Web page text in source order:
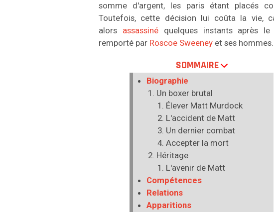
somme d'argent, les paris étant placés
Toutefois, cette décision lui coûta la vie,
alors assassinéquelques instants après le
remporté par Roscoe Sweeney et ses hommes.
SOMMAIRE
Biographie
Un boxer brutal
Élever Matt Murdock
L'accident de Matt
Un dernier combat
Accepter la mort
Héritage
L'avenir de Matt
Compétences
Relations
Apparitions